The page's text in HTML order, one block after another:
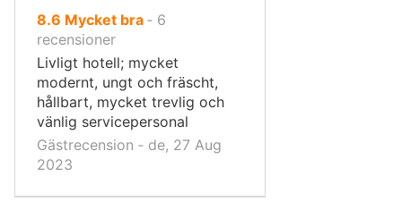
8.6 av
10,
Mycket bra ‐ 6
recensioner
Livligt hotell; mycket
modernt, ungt och fräscht,
hållbart, mycket trevlig och
vänlig servicepersonal
Gästrecension ‐ de, 27 Aug
2023